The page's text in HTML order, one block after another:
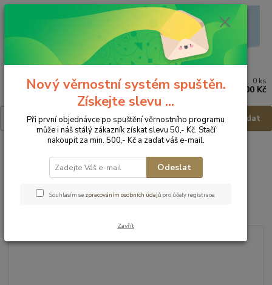
Menu
Hledat
0 ks
0,00 Kč
D.D.Step Dětská obuv S082-51977D - vel.31
D.D.Step Dětská obuv S082-
51977D - vel.31
Nový věrnostní systém spuštěn.
Získejte slevu ...
Při první objednávce po spuštění věrnostního programu
může i náš stálý zákazník získat slevu 50,- Kč. Stačí
nakoupit za min. 500,- Kč a zadat váš e-mail.
Odeslat
Souhlasím se zpracováním osobních údajů pro účely registrace.
Zavřít